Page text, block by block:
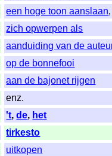
een hoge toon aanslaan
zich opwerpen als
aanduiding van de
op de bonnefooi
aan de bajonet rijgen
enz.
't,de, het
tirkesto
uitkopen